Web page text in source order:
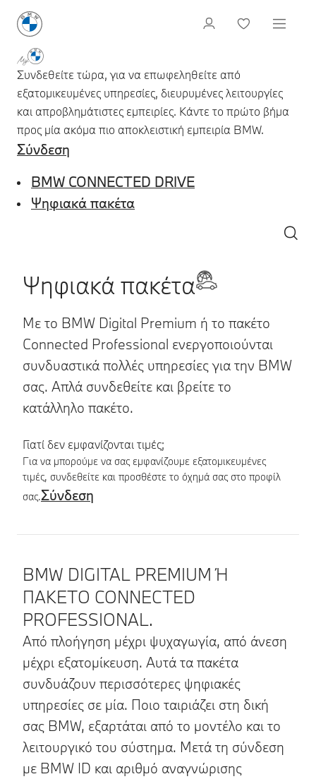
Συνδεθείτε τώρα, για να επωφεληθείτε από
εξατομικευμένες υπηρεσίες, διευρυμένες λειτουργίες
και απροβλημάτιστες εμπειρίες. Κάντε το πρώτο βήμα
προς μία ακόμα πιο αποκλειστική εμπειρία BMW.
Σύνδεση
BMW CONNECTED DRIVE
Ψηφιακά πακέτα
Ψηφιακά πακέτα
Με το BMW Digital Premium ή το πακέτο
Connected Professional ενεργοποιούνται
συνδυαστικά πολλές υπηρεσίες για την BMW
σας. Απλά συνδεθείτε και βρείτε το
κατάλληλο πακέτο.
Γιατί δεν εμφανίζονται τιμές;
Για να μπορούμε να σας εμφανίζουμε εξατομικευμένες
τιμές, συνδεθείτε και προσθέστε το όχημά σας στο προφίλ
σας.Σύνδεση
BMW DIGITAL PREMIUM Ή
ΠΑΚΕΤΟ CONNECTED
PROFESSIONAL.
Από πλοήγηση μέχρι ψυχαγωγία, από άνεση
μέχρι εξατομίκευση. Αυτά τα πακέτα
συνδυάζουν περισσότερες ψηφιακές
υπηρεσίες σε μία. Ποιο ταιριάζει στη δική
σας BMW, εξαρτάται από το μοντέλο και το
λειτουργικό του σύστημα. Μετά τη σύνδεση
με BMW ID και αριθμό αναγνώρισης